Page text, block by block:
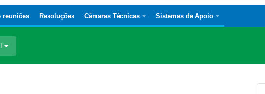
reuniões Resoluções Câmaras Técnicas Sistemas de Apoio